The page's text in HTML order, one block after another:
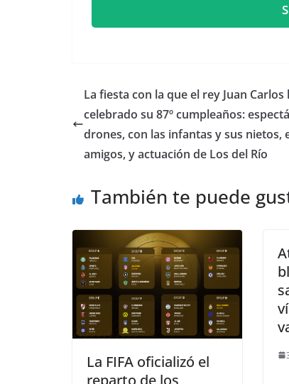
​La fiesta con la que el rey Juan Carlos
celebrado su 87º cumpleaños:
drones, con las infantas y sus nietos,
amigos, y actuación de Los del Río
También te puede
La FIFA oficializó el
reparto de los